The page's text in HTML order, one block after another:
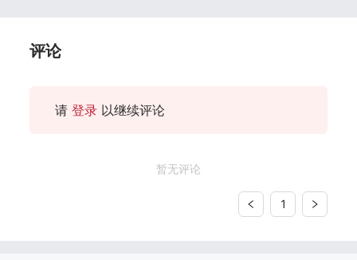
评论
请 登录 以继续评论
暂无评论
1